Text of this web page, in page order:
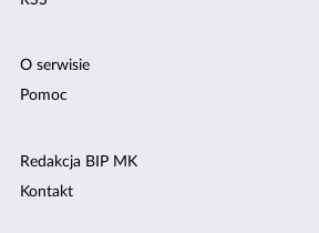
O serwisie
Pomoc
Redakcja BIP MK
Kontakt